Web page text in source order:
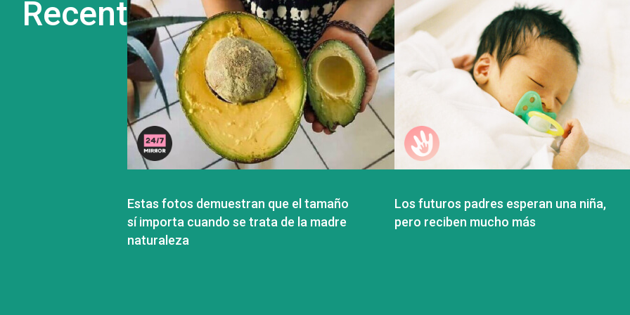
Recent
Estas fotos demuestran que el tamaño
sí importa cuando se trata de la madre
naturaleza
Los futuros padres esperan una niña,
pero reciben mucho más